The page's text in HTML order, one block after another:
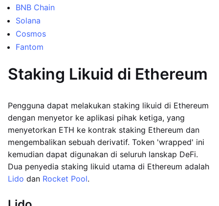
BNB Chain
Solana
Cosmos
Fantom
Staking Likuid di Ethereum
Pengguna dapat melakukan staking likuid di Ethereum
dengan menyetor ke aplikasi pihak ketiga, yang
menyetorkan ETH ke kontrak staking Ethereum dan
mengembalikan sebuah derivatif. Token 'wrapped' ini
kemudian dapat digunakan di seluruh lanskap DeFi.
Dua penyedia staking likuid utama di Ethereum adalah
Lido dan Rocket Pool.